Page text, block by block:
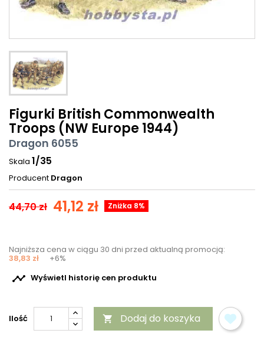
Figurki British Commonwealth
Troops (NW Europe 1944)
Dragon 6055
Skala 1/35
Producent Dragon
44,70 zł 41,12 zł Zniżka 8%
Najniższa cena w ciągu 30 dni przed aktualną promocją:
38,83 zł +6%
 Wyświetl historię cen produktu
Ilość  Dodaj do koszyka